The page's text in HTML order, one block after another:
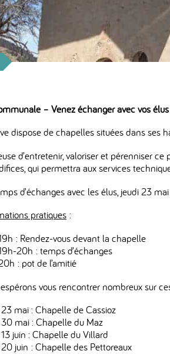
– Venez échanger avec vos élus
dispose de chapelles situées dans ses
d’entretenir, valoriser et pérenniser
qui permettra aux services
d’échanges avec les élus, jeudi 23
pratiques :
: Rendez-vous devant la chapelle
20h : temps d’échanges
: pot de l’amitié
vous rencontrer nombreux sur
mai : Chapelle de Cassioz
mai : Chapelle du Maz
juin : Chapelle du Villard
juin : Chapelle des Pettoreaux